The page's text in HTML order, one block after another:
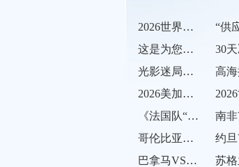
2026世界杯多币种跨境支付体系：异构结算系统的互操作瓶颈与协同发展路径
这是为您重写的标题：<br /> <br /> **逆袭之路：解析2026世界杯32强淘汰赛的突围对阵规则**
光影迷局：2026世界杯门将视野盲区与点球判罚新考验
2026美加墨世界杯场馆志愿者培训全面启动
《法国队“高卢雄鸡”再冲冠！姆巴佩能否率队卫冕？》
哥伦比亚VS刚果哥伦比亚VS刚果直播
巴拿马VS克罗地亚巴拿马VS克罗地亚直播